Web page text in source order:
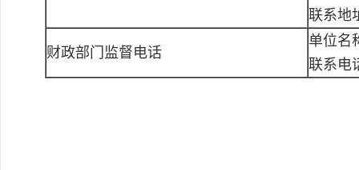
联系地
财政部门监督电话
单位名
联系电